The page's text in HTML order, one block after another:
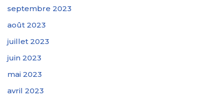
septembre 2023
août 2023
juillet 2023
juin 2023
mai 2023
avril 2023